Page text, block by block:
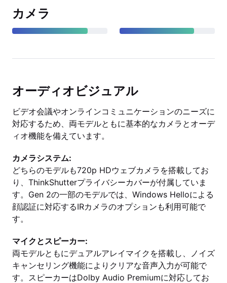
カメラ
オーディオビジュアル
ビデオ会議やオンラインコミュニケーションのニーズに
対応するため、両モデルともに基本的なカメラとオーデ
ィオ機能を備えています。
カメラシステム:
どちらのモデルも720p HDウェブカメラを搭載してお
り、ThinkShutterプライバシーカバーが付属していま
す。Gen 2の一部のモデルでは、Windows Helloによる
顔認証に対応するIRカメラのオプションも利用可能で
す。
マイクとスピーカー:
両モデルともにデュアルアレイマイクを搭載し、ノイズ
キャンセリング機能によりクリアな音声入力が可能で
す。スピーカーはDolby Audio Premiumに対応してお